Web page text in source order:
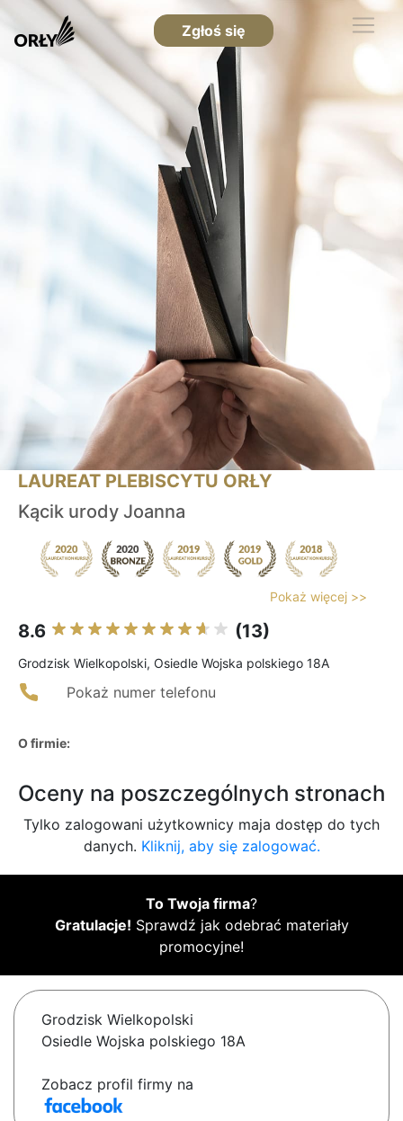
Zgłoś się
LAUREAT PLEBISCYTU ORŁY
Kącik urody Joanna
Pokaż więcej >>
8.6 (13)
Grodzisk Wielkopolski, Osiedle Wojska polskiego 18A
Pokaż numer telefonu
O firmie:
Oceny na poszczególnych stronach
Tylko zalogowani użytkownicy maja dostęp do tych
danych. Kliknij, aby się zalogować.
To Twoja firma?
Gratulacje! Sprawdź jak odebrać materiały
promocyjne!
Grodzisk Wielkopolski
Osiedle Wojska polskiego 18A
Zobacz profil firmy na